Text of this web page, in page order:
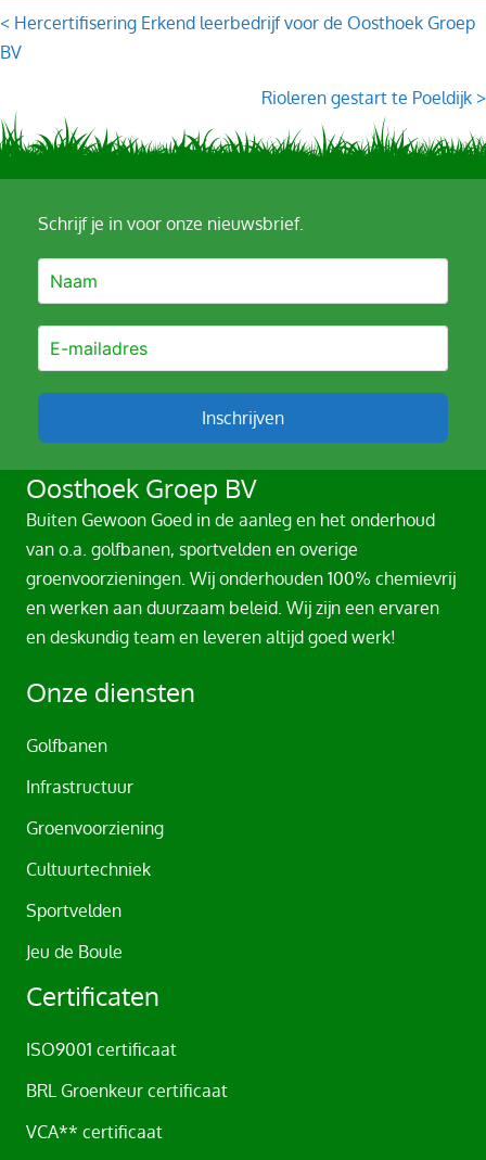
Posts
navigation
< Hercertifisering Erkend leerbedrijf voor de Oosthoek Groep
BV
Rioleren gestart te Poeldijk >
Schrijf je in voor onze nieuwsbrief.
Inschrijven
A
t
v
Oosthoek Groep BV
Buiten Gewoon Goed in de aanleg en het onderhoud
van o.a. golfbanen, sportvelden en overige
groenvoorzieningen. Wij onderhouden 100% chemievrij
en werken aan duurzaam beleid. Wij zijn een ervaren
en deskundig team en leveren altijd goed werk!
Onze diensten
Golfbanen
Infrastructuur
Groenvoorziening
Cultuurtechniek
Sportvelden
Jeu de Boule
Certificaten
ISO9001 certificaat
BRL Groenkeur certificaat
VCA** certificaat